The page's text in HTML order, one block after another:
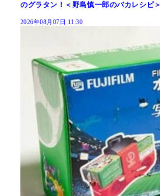
のグラタン！＜野島慎一郎のバカレシピ＞
2026年08月07日 11:30